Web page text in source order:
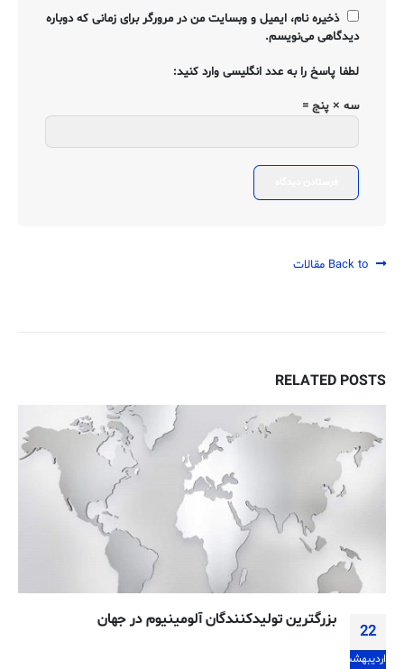
ذخیره نام، ایمیل و وبسایت من در مرورگر برای زمانی که دوباره
دیدگاهی می‌نویسم.
لطفا پاسخ را به عدد انگلیسی وارد کنید:
سه × پنج =
RELATED POSTS
22
اردیبهشت
بزرگترین تولیدکنندگان آلومینیوم در جهان